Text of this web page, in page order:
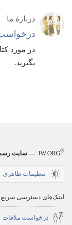
دربارهٔ ما
در مورد
بگیرید.‏
JW.ORG® — سایت
تنظیمات ظاهری
لینک‌های دسترسی سریع
درخواست ملاقات